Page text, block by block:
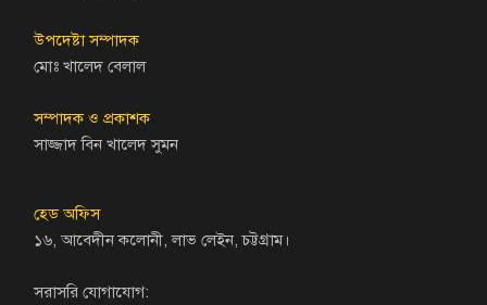
উপদেষ্টা সম্পাদক
মোঃ খালেদ বেলাল
সম্পাদক ও প্রকাশক
সাজ্জাদ বিন খালেদ সুমন
হেড অফিস
১৬, আবেদীন কলোনী, লাভ লেইন, চট্টগ্রাম।
সরাসরি যোগাযোগ: